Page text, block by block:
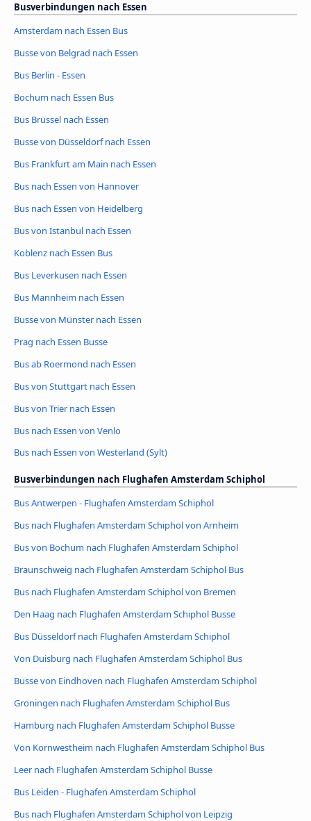
Busverbindungen nach Essen
Amsterdam nach Essen Bus
Busse von Belgrad nach Essen
Bus Berlin - Essen
Bochum nach Essen Bus
Bus Brüssel nach Essen
Busse von Düsseldorf nach Essen
Bus Frankfurt am Main nach Essen
Bus nach Essen von Hannover
Bus nach Essen von Heidelberg
Bus von Istanbul nach Essen
Koblenz nach Essen Bus
Bus Leverkusen nach Essen
Bus Mannheim nach Essen
Busse von Münster nach Essen
Prag nach Essen Busse
Bus ab Roermond nach Essen
Bus von Stuttgart nach Essen
Bus von Trier nach Essen
Bus nach Essen von Venlo
Bus nach Essen von Westerland (Sylt)
Busverbindungen nach Flughafen Amsterdam Schiphol
Bus Antwerpen - Flughafen Amsterdam Schiphol
Bus nach Flughafen Amsterdam Schiphol von Arnheim
Bus von Bochum nach Flughafen Amsterdam Schiphol
Braunschweig nach Flughafen Amsterdam Schiphol Bus
Bus nach Flughafen Amsterdam Schiphol von Bremen
Den Haag nach Flughafen Amsterdam Schiphol Busse
Bus Düsseldorf nach Flughafen Amsterdam Schiphol
Von Duisburg nach Flughafen Amsterdam Schiphol Bus
Busse von Eindhoven nach Flughafen Amsterdam Schiphol
Groningen nach Flughafen Amsterdam Schiphol Bus
Hamburg nach Flughafen Amsterdam Schiphol Busse
Von Kornwestheim nach Flughafen Amsterdam Schiphol Bus
Leer nach Flughafen Amsterdam Schiphol Busse
Bus Leiden - Flughafen Amsterdam Schiphol
Bus nach Flughafen Amsterdam Schiphol von Leipzig